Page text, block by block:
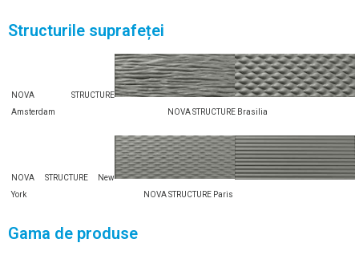
Structurile suprafeței
NOVA STRUCTURE
Amsterdam NOVA STRUCTURE Brasilia
NOVA STRUCTURE New
York NOVA STRUCTURE Paris
Gama de produse